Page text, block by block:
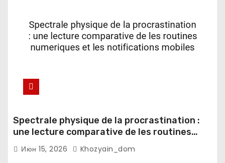
Spectrale physique de la procrastination :
une lecture comparative de les routines
numeriques et les notifications mobiles
Июн 15, 2026 Khozyain_dom